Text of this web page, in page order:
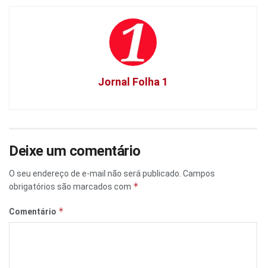
Jornal Folha 1
Deixe um comentário
O seu endereço de e-mail não será publicado. Campos
obrigatórios são marcados com *
Comentário *